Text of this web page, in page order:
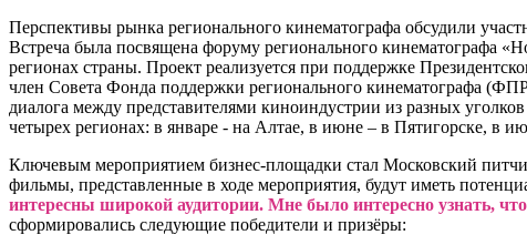
Перспективы рынка регионального кинематографа обсудили
Встреча была посвящена форуму регионального кинематографа
регионах страны. Проект реализуется при поддержке
член Совета Фонда поддержки регионального кинематографа
диалога между представителями киноиндустрии из разных
четырех регионах: в январе - на Алтае, в июне – в Пятигорске, в
Ключевым мероприятием бизнес-площадки стал Московский
фильмы, представленные в ходе мероприятия, будут иметь
интересны широкой аудитории. Мне было интересно узнать,
сформировались следующие победители и призёры: